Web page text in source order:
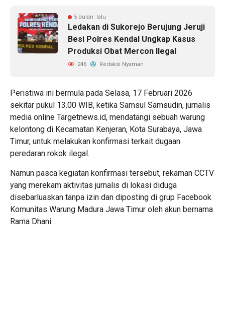
5 bulan lalu
Ledakan di Sukorejo Berujung Jeruji
Besi Polres Kendal Ungkap Kasus
Produksi Obat Mercon Ilegal
246 Redaksi Nyaman
Peristiwa ini bermula pada Selasa, 17 Februari 2026
sekitar pukul 13.00 WIB, ketika Samsul Samsudin, jurnalis
media online Targetnews.id, mendatangi sebuah warung
kelontong di Kecamatan Kenjeran, Kota Surabaya, Jawa
Timur, untuk melakukan konfirmasi terkait dugaan
peredaran rokok ilegal.
Namun pasca kegiatan konfirmasi tersebut, rekaman CCTV
yang merekam aktivitas jurnalis di lokasi diduga
disebarluaskan tanpa izin dan diposting di grup Facebook
Komunitas Warung Madura Jawa Timur oleh akun bernama
Rama Dhani.